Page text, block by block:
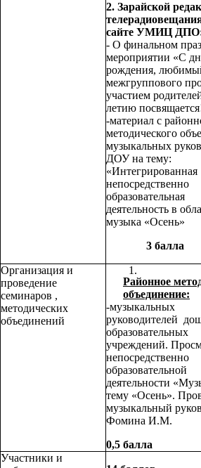
2. Зарайской
сайте УМИЦ
- О финальном
мероприятии «С
рождения,
межгруппового
участием
летию
-материал с
методического
музыкальных
ДОУ на тему:
«Интегрированная
непосредственно
образовательная
деятельность в
музыка «Осень»
3 балла
Организация и
проведение
семинаров ,
методических
объединений
Районное
объединение:
-музыкальных
руководителей
образовательных
учреждений.
непосредственно
образовательной
деятельности
тему «Осень».
музыкальный
Фомина И.М.
0,5 балла
Участники и